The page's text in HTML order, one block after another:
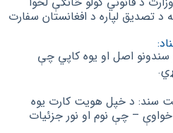
د قانوني کولو څانګې لخوا
تصدیق لپاره د افغانستان سفارت
اصل او یوه کاپي چې
سند: د خپل هویت کارت یوه
– چې نوم او نور جزئیات